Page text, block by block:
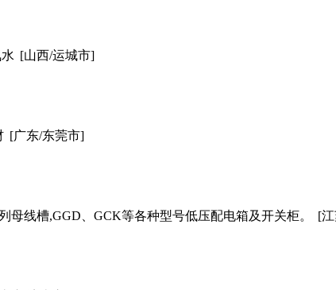
[山西/运城市]
[广东/东莞市]
线槽,GGD、GCK等各种型号低压配电箱及开关柜。
[